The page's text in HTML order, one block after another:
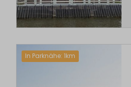
In Parknähe: 1km